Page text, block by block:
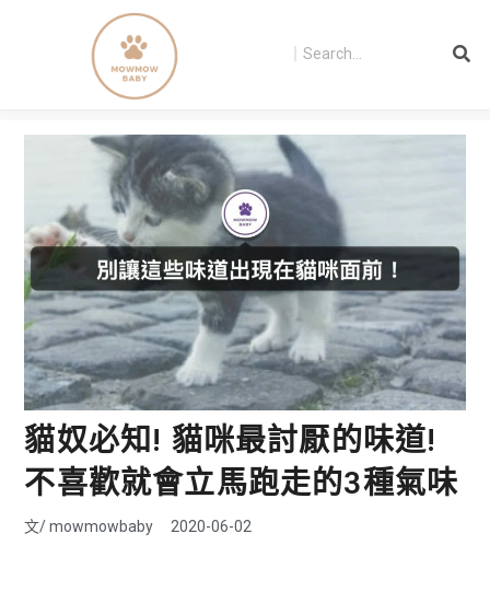
貓奴必知! 貓咪最討厭的味道!
不喜歡就會立馬跑走的3種氣味
文/mowmowbaby 2020-06-02